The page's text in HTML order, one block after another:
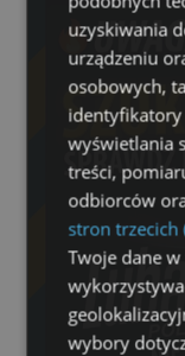
uzyskiwania
urządzeniu
osobowych,
identyfikatory
wyświetlania
treści,
odbiorców
stron trzecich
Twoje dane
wybory